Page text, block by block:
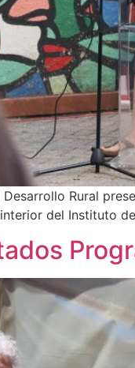
Rural
del Instituto